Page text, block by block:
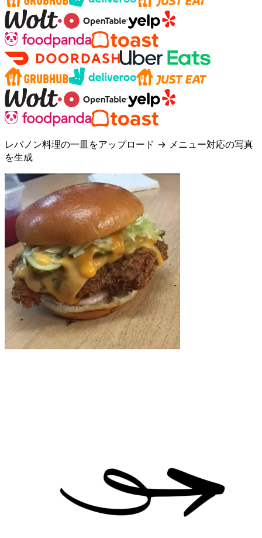
レバノン料理の一皿をアップロード → メニュー対応の写真
を生成